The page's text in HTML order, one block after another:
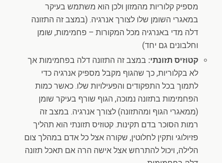
מספיק קלוריות מהמזון ולכן הוא משתמש בעיקר
במאגרי השומן שלו לצורך אנרגיה. (במצב זה התזונה
דלה מדי באנרגיה מכל המקורות – פחמימות, שומן
וחלבונים גם יחד)
קטוזיס תזונתי: במצב זה התזונה דלה בפחמימות אך
לא בקלוריות, כך שהגוף מקבל מספיק אנרגיה כדי
לתמוך בכל התפקודים והפעילויות שלו. כאשר כמות
הפחמימות בתזונה נמוכה, הגוף שורף בעיקר שומן
(ממאגרי הגוף ומהתזונה) לצורך אנרגיה. במצב זה
רמות הסוכר בדם תקינות. קטוזיס תזונתי הוא תהליך
פזיולוגי ותקין לחלוטין, שקורה אצל כל אדם במהלך צום
הלילה, ויכול להתרחש אצל אישה הרה אם תאכל תזונה